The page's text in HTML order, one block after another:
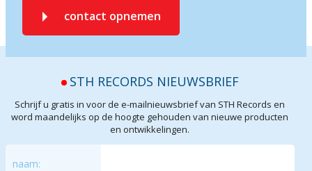
contact opnemen
STH RECORDS NIEUWSBRIEF
Schrijf u gratis in voor de e-mailnieuwsbrief van STH Records en
word maandelijks op de hoogte gehouden van nieuwe producten
en ontwikkelingen.
naam: